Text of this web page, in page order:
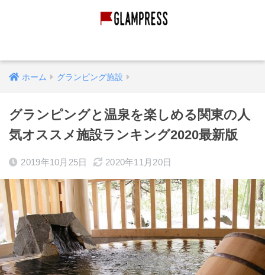
ホーム グランピング施設
グランピングと温泉を楽しめる関東の人
気オススメ施設ランキング2020最新版
2019年10月25日 2020年11月20日